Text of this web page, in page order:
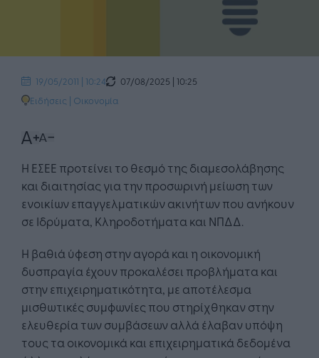
19/05/2011 | 10:24
07/08/2025 | 10:25
Ειδήσεις | Οικονομία
Η ΕΣΕΕ προτείνει το θεσμό της διαμεσολάβησης
και διαιτησίας για την προσωρινή μείωση των
ενοικίων επαγγελματικών ακινήτων που ανήκουν
σε Ιδρύματα, Κληροδοτήματα και ΝΠΔΔ.
H βαθιά ύφεση στην αγορά και η οικονομική
δυσπραγία έχουν προκαλέσει προβλήματα και
στην επιχειρηματικότητα, με αποτέλεσμα
μισθωτικές συμφωνίες που στηρίχθηκαν στην
ελευθερία των συμβάσεων αλλά έλαβαν υπόψη
τους τα οικονομικά και επιχειρηματικά δεδομένα